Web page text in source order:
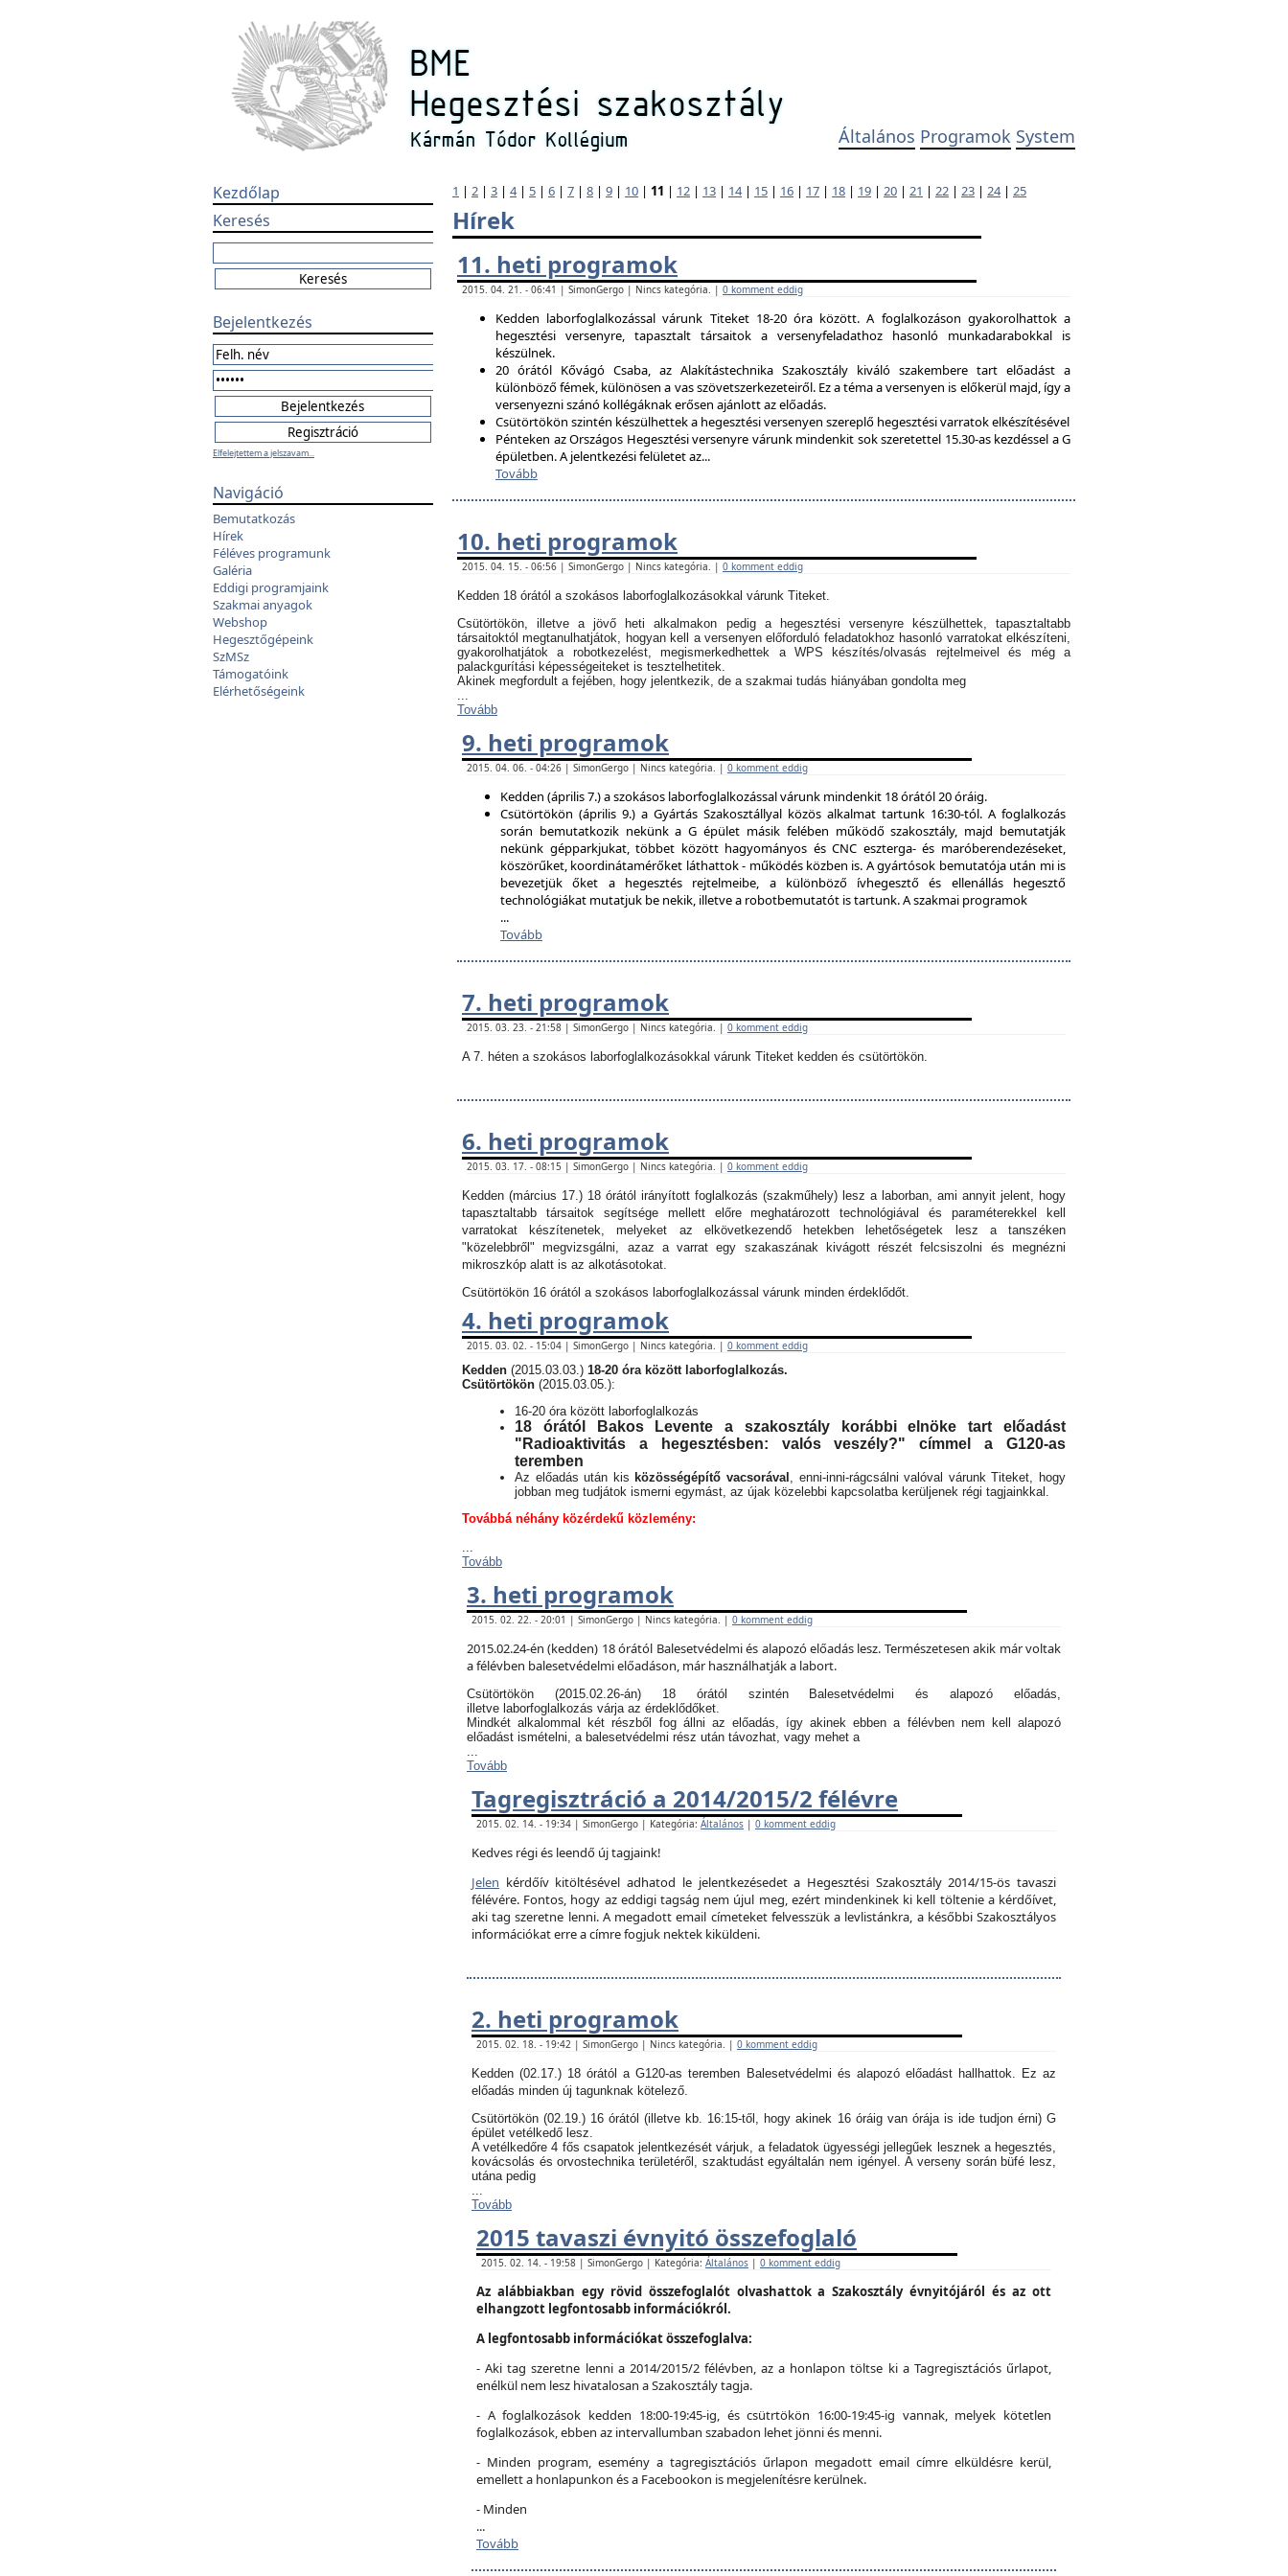
Általános Programok System
Kezdőlap
Keresés
Bejelentkezés
Elfelejtettem a jelszavam...
Navigáció
Bemutatkozás
Hírek
Féléves programunk
Galéria
Eddigi programjaink
Szakmai anyagok
Webshop
Hegesztőgépeink
SzMSz
Támogatóink
Elérhetőségeink
1 | 2 | 3 | 4| 5 | 6 | 7 | 8 | 9 | 10 | 11 | 12 | 13 | 14| 15 | 16 | 17 | 18 | 19 | 20 | 21 | 22 | 23 | 24| 25
Hírek
11. heti programok
2015. 04. 21. - 06:41 | SimonGergo | Nincs kategória. | 0 komment eddig
Kedden laborfoglalkozással várunk Titeket 18-20 óra között. A foglalkozáson gyakorolhattok a
hegesztési versenyre, tapasztalt társaitok a versenyfeladathoz hasonló munkadarabokkal is
készülnek.
20 órától Kővágó Csaba, az Alakítástechnika Szakosztály kiváló szakembere tart előadást a
különböző fémek, különösen a vas szövetszerkezeteiről. Ez a téma a versenyen is előkerül majd, így a
versenyezni szánó kollégáknak erősen ajánlott az előadás.
Csütörtökön szintén készülhettek a hegesztési versenyen szereplő hegesztési varratok elkészítésével
Pénteken az Országos Hegesztési versenyre várunk mindenkit sok szeretettel 15.30-as kezdéssel a G
épületben. A jelentkezési felületet az...
Tovább
10. heti programok
2015. 04. 15. - 06:56 | SimonGergo | Nincs kategória. | 0 komment eddig
Kedden 18 órától a szokásos laborfoglalkozásokkal várunk Titeket.
Csütörtökön, illetve a jövő heti alkalmakon pedig a hegesztési versenyre készülhettek, tapasztaltabb
társaitoktól megtanulhatjátok, hogyan kell a versenyen előforduló feladatokhoz hasonló varratokat elkészíteni,
gyakorolhatjátok a robotkezelést, megismerkedhettek a WPS készítés/olvasás rejtelmeivel és még a
palackgurítási képességeiteket is tesztelhetitek.
Akinek megfordult a fejében, hogy jelentkezik, de a szakmai tudás hiányában gondolta meg
...
Tovább
9. heti programok
2015. 04. 06. - 04:26 | SimonGergo | Nincs kategória. | 0 komment eddig
Kedden (április 7.) a szokásos laborfoglalkozással várunk mindenkit 18 órától 20 óráig.
Csütörtökön (április 9.) a Gyártás Szakosztállyal közös alkalmat tartunk 16:30-tól. A foglalkozás
során bemutatkozik nekünk a G épület másik felében működő szakosztály, majd bemutatják
nekünk gépparkjukat, többet között hagyományos és CNC eszterga- és maróberendezéseket,
köszörűket, koordinátamérőket láthattok - működés közben is. A gyártósok bemutatója után mi is
bevezetjük őket a hegesztés rejtelmeibe, a különböző ívhegesztő és ellenállás hegesztő
technológiákat mutatjuk be nekik, illetve a robotbemutatót is tartunk. A szakmai programok
...
Tovább
7. heti programok
2015. 03. 23. - 21:58 | SimonGergo | Nincs kategória. | 0 komment eddig
A 7. héten a szokásos laborfoglalkozásokkal várunk Titeket kedden és csütörtökön.
6. heti programok
2015. 03. 17. - 08:15 | SimonGergo | Nincs kategória. | 0 komment eddig
Kedden (március 17.) 18 órától irányított foglalkozás (szakműhely) lesz a laborban, ami annyit jelent, hogy
tapasztaltabb társaitok segítsége mellett előre meghatározott technológiával és paraméterekkel kell
varratokat készítenetek, melyeket az elkövetkezendő hetekben lehetőségetek lesz a tanszéken
"közelebbről" megvizsgálni, azaz a varrat egy szakaszának kivágott részét felcsiszolni és megnézni
mikroszkóp alatt is az alkotásotokat.
Csütörtökön 16 órától a szokásos laborfoglalkozással várunk minden érdeklődőt.
4. heti programok
2015. 03. 02. - 15:04 | SimonGergo | Nincs kategória. | 0 komment eddig
Kedden (2015.03.03.) 18-20 óra között laborfoglalkozás.
Csütörtökön (2015.03.05.):
16-20 óra között laborfoglalkozás
18 órától Bakos Levente a szakosztály korábbi elnöke tart előadást
"Radioaktivitás a hegesztésben: valós veszély?" címmel a G120-as
teremben
Az előadás után kis közösségépítő vacsorával , enni-inni-rágcsálni valóval várunk Titeket, hogy
jobban meg tudjátok ismerni egymást, az újak közelebbi kapcsolatba kerüljenek régi tagjainkkal.
Továbbá néhány közérdekű közlemény:
...
Tovább
3. heti programok
2015. 02. 22. - 20:01 | SimonGergo | Nincs kategória. | 0 komment eddig
2015.02.24-én (kedden) 18 órától Balesetvédelmi és alapozó előadás lesz. Természetesen akik már voltak
a félévben balesetvédelmi előadáson, már használhatják a labort.
Csütörtökön (2015.02.26-án) 18 órától szintén Balesetvédelmi és alapozó előadás,
illetve laborfoglalkozás várja az érdeklődőket.
Mindkét alkalommal két részből fog állni az előadás, így akinek ebben a félévben nem kell alapozó
előadást ismételni, a balesetvédelmi rész után távozhat, vagy mehet a
...
Tovább
Tagregisztráció a 2014/2015/2 félévre
2015. 02. 14. - 19:34 | SimonGergo | Kategória: Általános | 0 komment eddig
Kedves régi és leendő új tagjaink!
Jelen kérdőív kitöltésével adhatod le jelentkezésedet a Hegesztési Szakosztály 2014/15-ös tavaszi
félévére. Fontos, hogy az eddigi tagság nem újul meg, ezért mindenkinek ki kell töltenie a kérdőívet,
aki tag szeretne lenni. A megadott email címeteket felvesszük a levlistánkra, a későbbi Szakosztályos
információkat erre a címre fogjuk nektek kiküldeni.
2. heti programok
2015. 02. 18. - 19:42 | SimonGergo | Nincs kategória. | 0 komment eddig
Kedden (02.17.) 18 órától a G120-as teremben Balesetvédelmi és alapozó előadást hallhattok. Ez az
előadás minden új tagunknak kötelező.
Csütörtökön (02.19.) 16 órától (illetve kb. 16:15-től, hogy akinek 16 óráig van órája is ide tudjon érni) G
épület vetélkedő lesz.
A vetélkedőre 4 fős csapatok jelentkezését várjuk, a feladatok ügyességi jellegűek lesznek a hegesztés,
kovácsolás és orvostechnika területéről, szaktudást egyáltalán nem igényel. A verseny során büfé lesz,
utána pedig
...
Tovább
2015 tavaszi évnyitó összefoglaló
2015. 02. 14. - 19:58 | SimonGergo | Kategória: Általános | 0 komment eddig
Az alábbiakban egy rövid összefoglalót olvashattok a Szakosztály évnyitójáról és az ott
elhangzott legfontosabb információkról.
A legfontosabb információkat összefoglalva:
- Aki tag szeretne lenni a 2014/2015/2 félévben, az a honlapon töltse ki a Tagregisztációs űrlapot,
enélkül nem lesz hivatalosan a Szakosztály tagja.
- A foglalkozások kedden 18:00-19:45-ig, és csütrtökön 16:00-19:45-ig vannak, melyek kötetlen
foglalkozások, ebben az intervallumban szabadon lehet jönni és menni.
- Minden program, esemény a tagregisztációs űrlapon megadott email címre elküldésre kerül,
emellett a honlapunkon és a Facebookon is megjelenítésre kerülnek.
- Minden
...
Tovább